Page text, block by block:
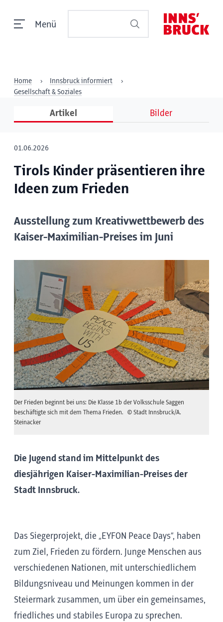
Menü
Home
Innsbruck informiert
Gesellschaft & Soziales
Artikel Bilder
01.06.2026
Tirols Kinder präsentieren ihre
Ideen zum Frieden
Ausstellung zum Kreativwettbewerb des
Kaiser-Maximilian-Preises im Juni
Der Frieden beginnt bei uns: Die Klasse 1b der Volksschule Saggen
beschäftigte sich mit dem Thema Frieden.
© Stadt Innsbruck/A.
Steinacker
Die Jugend stand im Mittelpunkt des
diesjährigen Kaiser-Maximilian-Preises der
Stadt Innsbruck.
Das Siegerprojekt, die „EYFON Peace Days“, haben
zum Ziel, Frieden zu fördern. Junge Menschen aus
verschiedenen Nationen, mit unterschiedlichem
Bildungsniveau und Meinungen kommen in der
Steiermark zusammen, um über ein gemeinsames,
friedliches und stabiles Europa zu sprechen.